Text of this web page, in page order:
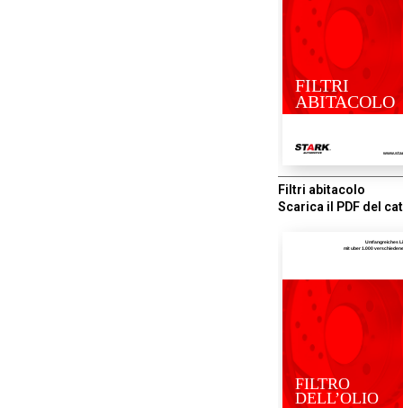
FILTRI
ABITACOLO
Filtri abitacolo
Scarica il PDF del
Umfangreiches
mit uber 1.000
FILTRO
DELL’OLIO